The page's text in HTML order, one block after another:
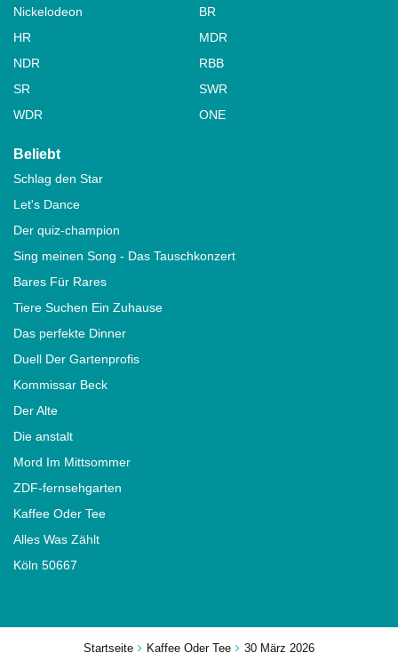
Startseite Kaffee Oder Tee 30 März 2026
Nickelodeon
BR
HR
MDR
NDR
RBB
SR
SWR
WDR
ONE
Beliebt
Schlag den Star
Let's Dance
Der quiz-champion
Sing meinen Song - Das Tauschkonzert
Bares Für Rares
Tiere Suchen Ein Zuhause
Das perfekte Dinner
Duell Der Gartenprofis
Kommissar Beck
Der Alte
Die anstalt
Mord Im Mittsommer
ZDF-fernsehgarten
Kaffee Oder Tee
Alles Was Zählt
Köln 50667